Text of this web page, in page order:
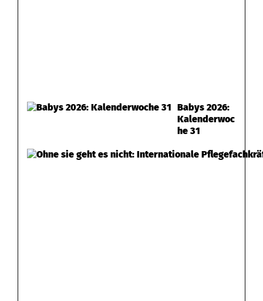
Babys 2026:
Kalenderwoc
he 31